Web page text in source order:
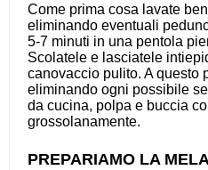
Come prima cosa lavate
eliminando eventuali
5-7 minuti in una pentola
Scolatele e lasciatele
canovaccio pulito. A questo
eliminando ogni possibile
da cucina, polpa e buccia
grossolanamente.
PREPARIAMO LA